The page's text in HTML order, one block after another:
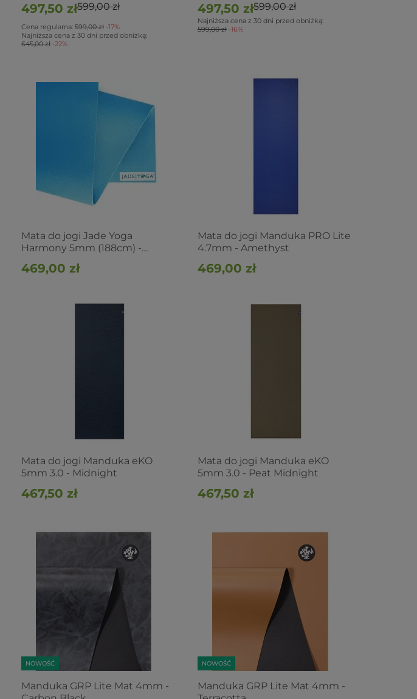
497,50 zł599,00 zł
Cena regularna: 599,00 zł -17%
Najniższa cena z 30 dni przed obniżką:
645,00 zł -22%
497,50 zł599,00 zł
Najniższa cena z 30 dni przed obniżką:
599,00 zł -16%
Mata do jogi Jade Yoga
Harmony 5mm (188cm) -
469,00 zł
Mata do jogi Manduka PRO Lite
4.7mm - Amethyst
469,00 zł
Mata do jogi Manduka eKO
5mm 3.0 - Midnight
467,50 zł
Mata do jogi Manduka eKO
5mm 3.0 - Peat Midnight
467,50 zł
NOWOŚĆ
Manduka GRP Lite Mat 4mm -
NOWOŚĆ
Manduka GRP Lite Mat 4mm -